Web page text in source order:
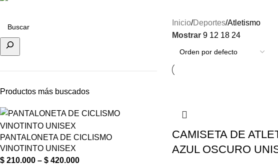
Productos más buscados
PANTALONETA DE CICLISMO
VINOTINTO UNISEX
$ 210.000 – $ 420.000
Inicio Deportes Atletismo
Mostrar 9 12 18 24
CAMISETA DE
AZUL OSCURO